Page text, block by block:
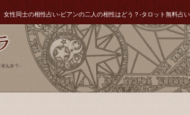
女性同士の相性占い-ビアンの二人の相性はどう？-タロット無料占い